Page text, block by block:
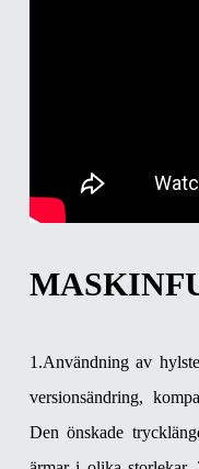
1.Användning av
versionsändring,
Den önskade